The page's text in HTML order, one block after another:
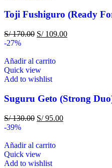
Toji Fushiguro (Ready
S/170.00 S/109.00
-27%
Añadir al carrito
Quick view
Add to wishlist
Suguru Geto (Strong
S/130.00 S/95.00
-39%
Añadir al carrito
Quick view
Add to wishlist